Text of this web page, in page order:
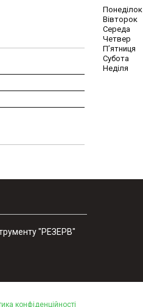
Понеділок
Вівторок
Середа
Четвер
Пʼятниця
Субота
Неділя
"РЕЗЕРВ"
конфіденційності